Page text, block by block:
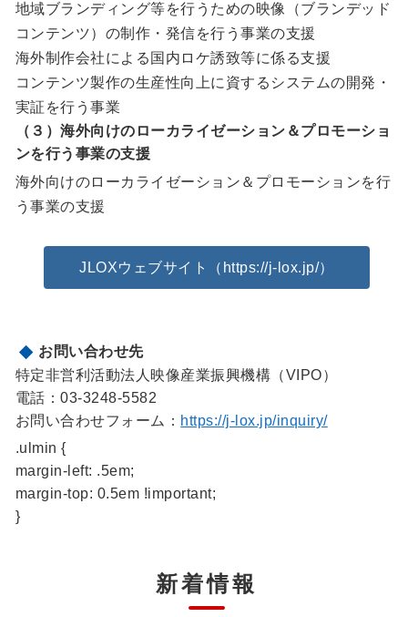
地域ブランディング等を行うための映像（ブランデッド
コンテンツ）の制作・発信を行う事業の支援
海外制作会社による国内ロケ誘致等に係る支援
コンテンツ製作の生産性向上に資するシステムの開発・
実証を行う事業
（３）海外向けのローカライゼーション＆プロモーショ
ンを行う事業の支援
海外向けのローカライゼーション＆プロモーションを行
う事業の支援
JLOXウェブサイト（https://j-lox.jp/）
お問い合わせ先
特定非営利活動法人映像産業振興機構（VIPO）
電話：03-3248-5582
お問い合わせフォーム： https://j-lox.jp/inquiry/
.ulmin {
margin-left: .5em;
margin-top: 0.5em !important;
}
新着情報